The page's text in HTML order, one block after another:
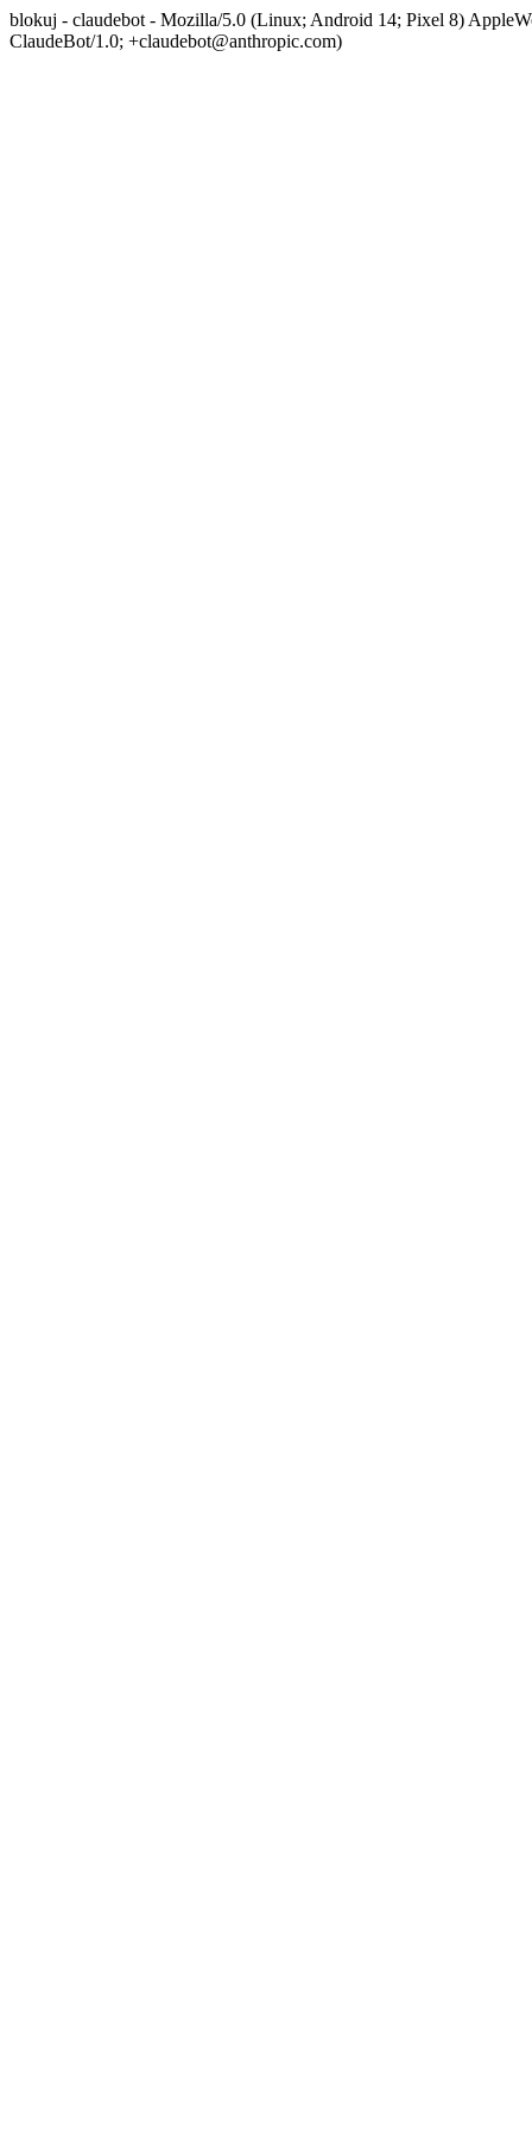
blokuj - claudebot - Mozilla/5.0 (Linux; Android 14; Pixel 8)
ClaudeBot/1.0; +claudebot@anthropic.com)